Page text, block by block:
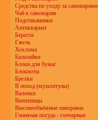
Средства по уходу за самоварами
Чай к самоварам
Подстаканники
Антиквариат
Береста
Гжель
Хохлома
Балалайки
Блоки для бумаг
Блокноты
Брелки
В поход (мультитулы)
Валенки
Визитницы
Высокообъёмные панорамы
Глиняная посуда - гончарные